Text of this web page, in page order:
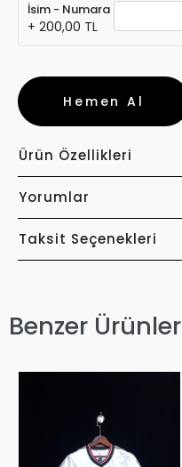
İsim - Numara
+ 200,00 TL
Hemen Al
Ürün Özellikleri
Yorumlar
Taksit Seçenekleri
Benzer Ürünler